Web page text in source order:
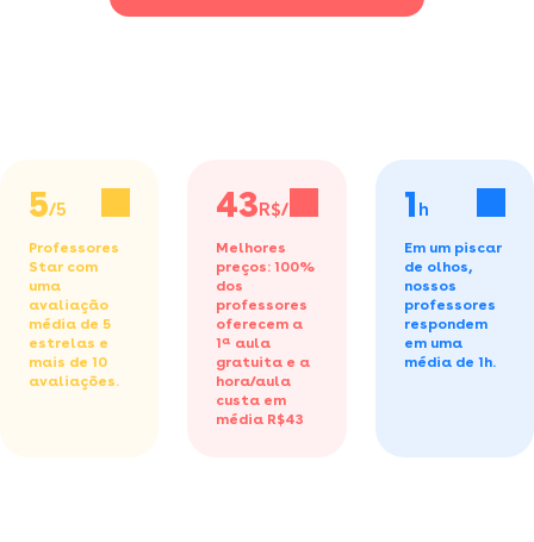
5/5
Professores
Star com
uma
avaliação
média de 5
estrelas e
mais de 10
avaliações.
43R$/h
Melhores
preços: 100%
dos
professores
oferecem a
1ª aula
gratuita e a
hora/aula
custa em
média R$43
1 h
Em um piscar
de olhos,
nossos
professores
respondem
em uma
média de 1h.